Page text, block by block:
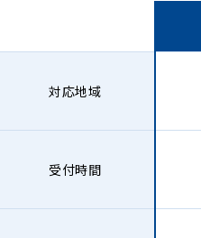
対応地域
受付時間